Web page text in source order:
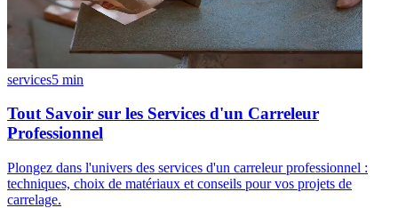
services5 min
Tout Savoir sur les Services d'un Carreleur
Professionnel
Plongez dans l'univers des services d'un carreleur professionnel :
techniques, choix de matériaux et conseils pour vos projets de
carrelage.